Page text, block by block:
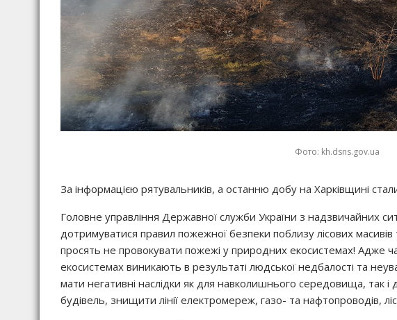
Фото: kh.dsns.gov.ua
За інформацією рятувальників, а останню добу на Харківщині
Головне управління Державної служби України з надзвичайних
дотримуватися правил пожежної безпеки поблизу лісових
просять не провокувати пожежі у природних екосистемах! Адже
екосистемах виникають в результаті людської недбалості та
мати негативні наслідки як для навколишнього середовища, так
будівель, знищити лінії електромереж, газо- та нафтопроводів,